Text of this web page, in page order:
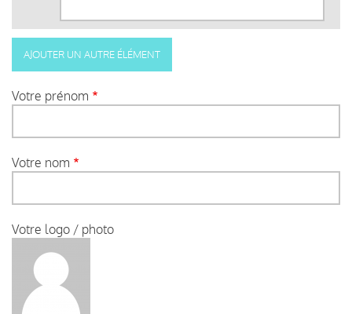
Votre prénom
Votre nom
Votre logo / photo